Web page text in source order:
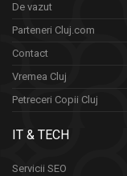
De vazut
Parteneri Cluj.com
Contact
Vremea Cluj
Petreceri Copii Cluj
IT & TECH
Servicii SEO